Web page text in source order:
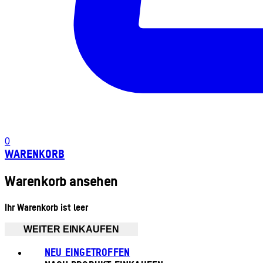
0
WARENKORB
Warenkorb ansehen
Ihr Warenkorb ist leer
WEITER EINKAUFEN
NEU EINGETROFFEN